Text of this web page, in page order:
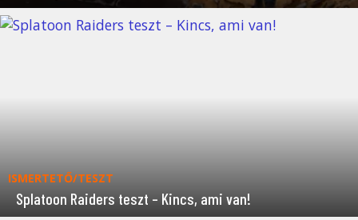
ISMERTETŐ/TESZT
Splatoon Raiders teszt – Kincs, ami van!